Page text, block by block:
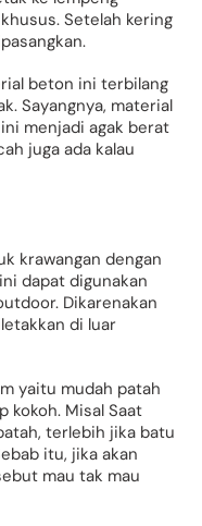
Setelah kering
beton ini terbilang
Sayangnya, material
menjadi agak berat
juga ada kalau
krawangan dengan
dapat digunakan
Dikarenakan
di luar
yaitu mudah patah
kokoh. Misal Saat
terlebih jika batu
itu, jika akan
mau tak mau